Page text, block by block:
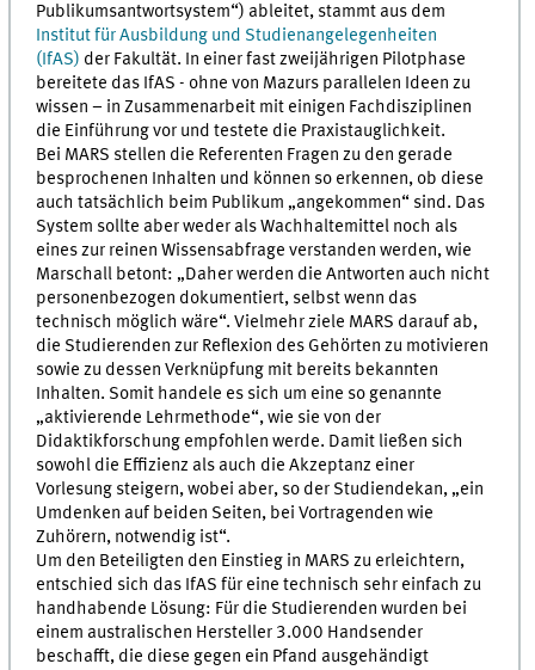
Publikumsantwortsystem“) ableitet, stammt aus dem
Institut für Ausbildung und Studienangelegenheiten
(IfAS) der Fakultät. In einer fast zweijährigen Pilotphase
bereitete das IfAS - ohne von Mazurs parallelen Ideen zu
wissen – in Zusammenarbeit mit einigen Fachdisziplinen
die Einführung vor und testete die Praxistauglichkeit.
Bei MARS stellen die Referenten Fragen zu den gerade
besprochenen Inhalten und können so erkennen, ob diese
auch tatsächlich beim Publikum „angekommen“ sind. Das
System sollte aber weder als Wachhaltemittel noch als
eines zur reinen Wissensabfrage verstanden werden, wie
Marschall betont: „Daher werden die Antworten auch nicht
personenbezogen dokumentiert, selbst wenn das
technisch möglich wäre“. Vielmehr ziele MARS darauf ab,
die Studierenden zur Reflexion des Gehörten zu motivieren
sowie zu dessen Verknüpfung mit bereits bekannten
Inhalten. Somit handele es sich um eine so genannte
„aktivierende Lehrmethode“, wie sie von der
Didaktikforschung empfohlen werde. Damit ließen sich
sowohl die Effizienz als auch die Akzeptanz einer
Vorlesung steigern, wobei aber, so der Studiendekan, „ein
Umdenken auf beiden Seiten, bei Vortragenden wie
Zuhörern, notwendig ist“.
Um den Beteiligten den Einstieg in MARS zu erleichtern,
entschied sich das IfAS für eine technisch sehr einfach zu
handhabende Lösung: Für die Studierenden wurden bei
einem australischen Hersteller 3.000 Handsender
beschafft, die diese gegen ein Pfand ausgehändigt